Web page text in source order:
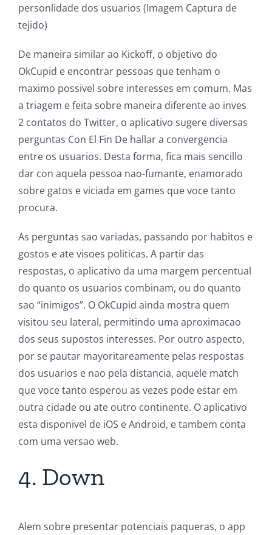
personlidade dos usuarios (Imagem Captura de
tejido)
De maneira similar ao Kickoff, o objetivo do
OkCupid e encontrar pessoas que tenham o
maximo possivel sobre interesses em comum. Mas
a triagem e feita sobre maneira diferente ao inves
2 contatos do Twitter, o aplicativo sugere diversas
perguntas Con El Fin De hallar a convergencia
entre os usuarios. Desta forma, fica mais sencillo
dar con aquela pessoa nao-fumante, enamorado
sobre gatos e viciada em games que voce tanto
procura.
As perguntas sao variadas, passando por habitos e
gostos e ate visoes politicas. A partir das
respostas, o aplicativo da uma margem percentual
do quanto os usuarios combinam, ou do quanto
sao “inimigos”. O OkCupid ainda mostra quem
visitou seu lateral, permitindo uma aproximacao
dos seus supostos interesses. Por outro aspecto,
por se pautar mayoritareamente pelas respostas
dos usuarios e nao pela distancia, aquele match
que voce tanto esperou as vezes pode estar em
outra cidade ou ate outro continente. O aplicativo
esta disponivel de iOS e Android, e tambem conta
com uma versao web.
4. Down
Alem sobre presentar potenciais paqueras, o app